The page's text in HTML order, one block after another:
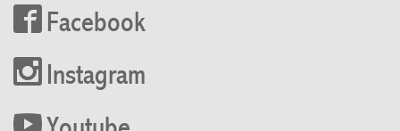
Facebook
Instagram